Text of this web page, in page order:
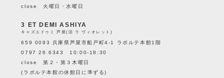
close 火曜日・水曜日
3 ET DEMI ASHIYA
キャズエドゥミ 芦屋(旧 ラ ヴィオレット)
659 0093 兵庫県芦屋市船戸町4-1 ラポルテ本館1階
0797 26 6343 10:00-18:30
close 第２・第３木曜日
(ラポルテ本館の休館日に準ずる)